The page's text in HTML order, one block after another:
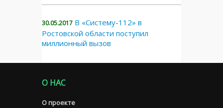
30.05.2017 В «Систему-112» в
Ростовской области поступил
миллионный вызов
О НАС
О проекте